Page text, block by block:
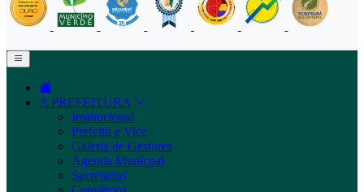
A PREFEITURA
Institucional
Prefeito e Vice
Galeria de Gestores
Agenda Municpal
Secretarias